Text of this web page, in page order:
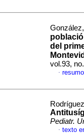
del
vol.93,
·
Pediatr.
· texto